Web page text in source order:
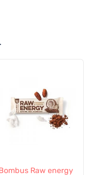
Raw energy